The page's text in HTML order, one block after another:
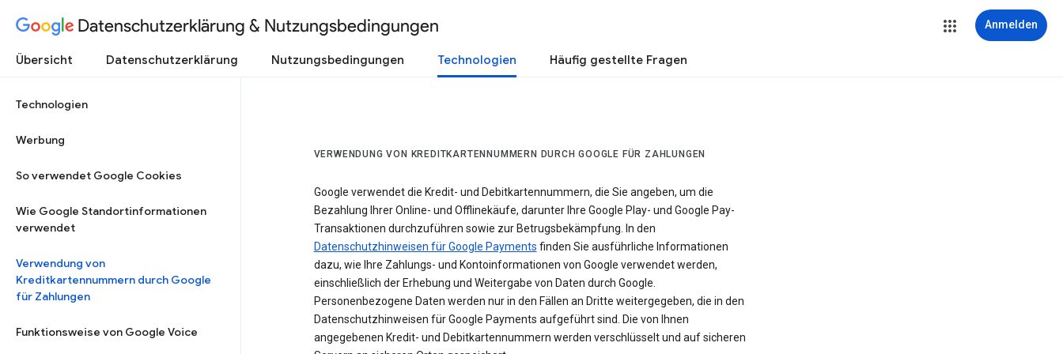
Datenschutzerklärung & Nutzungsbedingungen Anmelden
Übersicht Datenschutzerklärung Nutzungsbedingungen Technologien Häufig gestellte Fragen
Technologien
Werbung
So verwendet Google Cookies
Wie Google Standortinformationen
verwendet
Verwendung von
Kreditkartennummern durch Google
für Zahlungen
Funktionsweise von Google Voice
VERWENDUNG VON KREDITKARTENNUMMERN DURCH GOOGLE FÜR ZAHLUNGEN
Google verwendet die Kredit- und Debitkartennummern, die Sie angeben, um die
Bezahlung Ihrer Online- und Offlinekäufe, darunter Ihre Google Play- und Google Pay-
Transaktionen durchzuführen sowie zur Betrugsbekämpfung. In den
Datenschutzhinweisen für Google Payments finden Sie ausführliche Informationen
dazu, wie Ihre Zahlungs- und Kontoinformationen von Google verwendet werden,
einschließlich der Erhebung und Weitergabe von Daten durch Google.
Personenbezogene Daten werden nur in den Fällen an Dritte weitergegeben, die in den
Datenschutzhinweisen für Google Payments aufgeführt sind. Die von Ihnen
angegebenen Kredit- und Debitkartennummern werden verschlüsselt und auf sicheren